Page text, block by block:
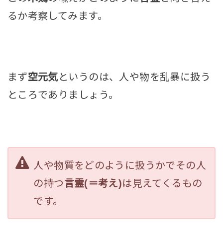
るか考察してみます。
まず空元気 というのは、人や物を乱暴に扱う
ところでありましょう。
人や物質をどのように扱うかでその人
の持つ言霊(＝考え)は見えてくるもの
です。